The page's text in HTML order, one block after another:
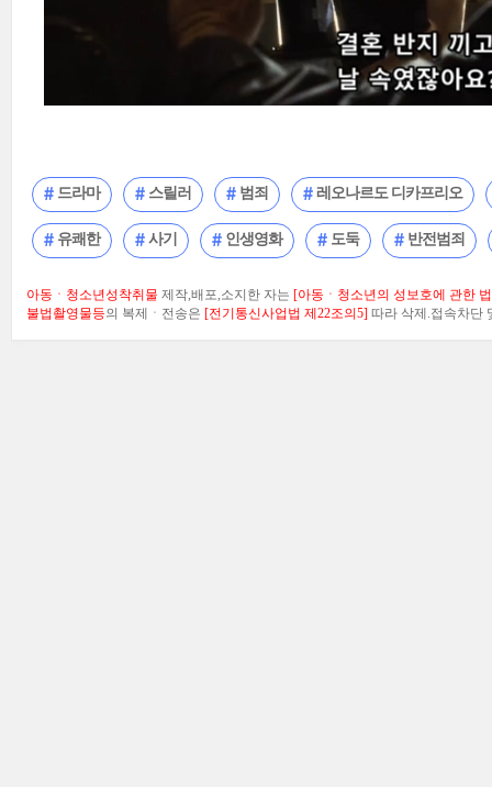
드라마 스릴러 범죄 레오나르도 디카프리오
유쾌한 사기 인생영화 도둑 반전범죄
아동ㆍ청소년성착취물 제작,배포,소지한 자는 [아동ㆍ청소년의 성보호에 관한
불법촬영물등의 복제ㆍ전송은 [전기통신사업법 제22조의5] 따라 삭제.접속차단